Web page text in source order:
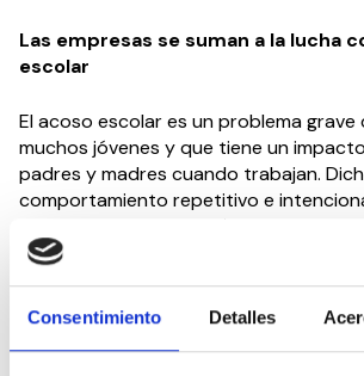
Consentimiento Detalles
Las empresas se suman a la lucha
escolar
El acoso escolar es un problema
muchos jóvenes y que tiene un
padres y madres cuando trabajan.
comportamiento repetitivo e
emocional y psicológico significativo
Para conocer mejor esta realidad, el
millones de personas, entre